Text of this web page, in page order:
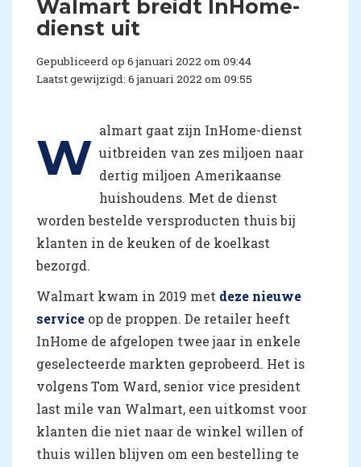
Walmart breidt InHome-
dienst uit
Gepubliceerd op 6 januari 2022 om 09:44
Laatst gewijzigd: 6 januari 2022 om 09:55
W almart gaat zijn InHome-dienst
uitbreiden van zes miljoen naar
dertig miljoen Amerikaanse
huishoudens. Met de dienst
worden bestelde versproducten thuis bij
klanten in de keuken of de koelkast
bezorgd.
Walmart kwam in 2019 met deze nieuwe
service op de proppen. De retailer heeft
InHome de afgelopen twee jaar in enkele
geselecteerde markten geprobeerd. Het is
volgens Tom Ward, senior vice president
last mile van Walmart, een uitkomst voor
klanten die niet naar de winkel willen of
thuis willen blijven om een bestelling te